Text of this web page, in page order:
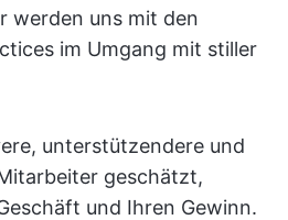
werden uns mit den
im Umgang mit stiller
unterstützendere und
geschätzt,
und Ihren Gewinn.